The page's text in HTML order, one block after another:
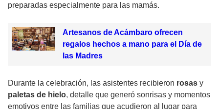
preparadas especialmente para las mamás.
Artesanos de Acámbaro ofrecen
regalos hechos a mano para el Día de
las Madres
Durante la celebración, las asistentes recibieron rosas y
paletas de hielo, detalle que generó sonrisas y momentos
emotivos entre las familias que acudieron al lugar para